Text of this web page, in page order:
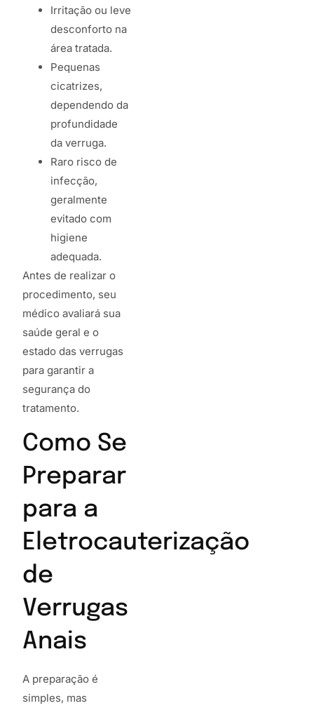
Irritação ou leve
desconforto na
área tratada.
Pequenas
cicatrizes,
dependendo da
profundidade
da verruga.
Raro risco de
infecção,
geralmente
evitado com
higiene
adequada.
Antes de realizar o
procedimento, seu
médico avaliará sua
saúde geral e o
estado das verrugas
para garantir a
segurança do
tratamento.
Como Se
Preparar
para a
Eletrocauterização
de
Verrugas
Anais
A preparação é
simples, mas